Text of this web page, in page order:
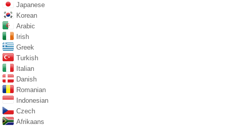
Japanese
Korean
Arabic
Irish
Greek
Turkish
Italian
Danish
Romanian
Indonesian
Czech
Afrikaans